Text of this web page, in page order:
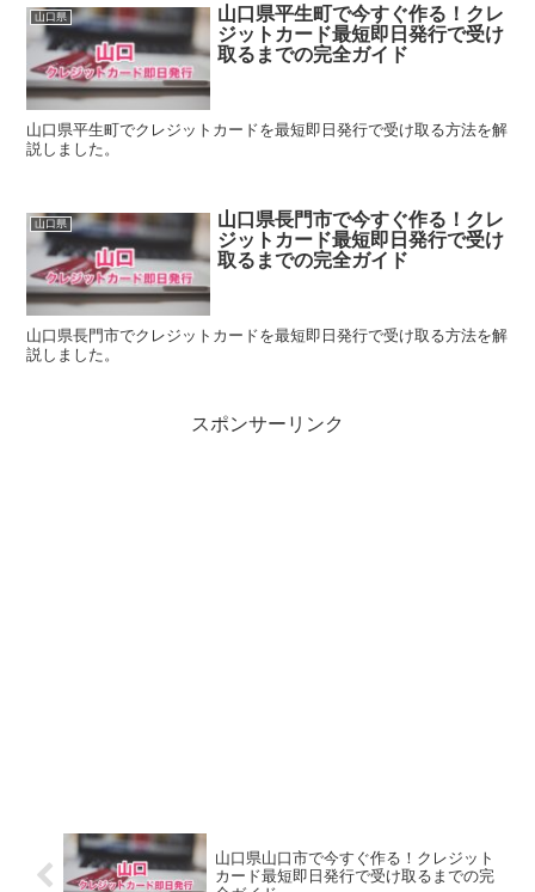
山口県
山口県平生町で今すぐ作る！クレ
ジットカード最短即日発行で受け
取るまでの完全ガイド
山口県平生町でクレジットカードを最短即日発行で受け取る方法を解
説しました。
山口県
山口県長門市で今すぐ作る！クレ
ジットカード最短即日発行で受け
取るまでの完全ガイド
山口県長門市でクレジットカードを最短即日発行で受け取る方法を解
説しました。
スポンサーリンク
山口県山口市で今すぐ作る！クレジット
カード最短即日発行で受け取るまでの完